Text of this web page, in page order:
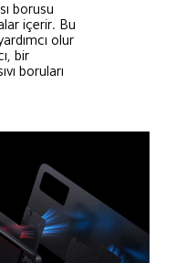
borusu
içerir. Bu
olur
bir
boruları